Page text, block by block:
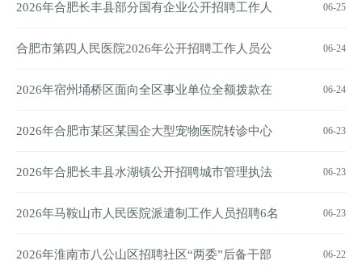
2026年合肥长丰县部分国有企业公开招聘工作人
员17名公告
06-25
合肥市第四人民医院2026年公开招聘工作人员公
告
06-24
2026年宿州埇桥区面向全区事业单位全额拨款在
编在岗人员选调22人公告
06-24
2026年合肥市某区某国企大型宠物医院转诊中心
公开招聘公告（第二批次）
06-23
2026年合肥长丰县水湖镇公开招聘城市管理执法
辅助人员8名公告
06-23
2026年马鞍山市人民医院派遣制工作人员招聘6名
公告
06-23
2026年淮南市八公山区招聘社区“两委”后备干部 06-22